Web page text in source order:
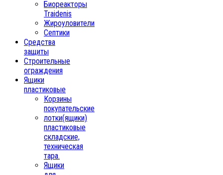
Биореакторы
Traidenis
Жироуловители
Септики
Средства
защиты
Строительные
ограждения
Ящики
пластиковые
Корзины
покупательские
лотки(ящики)
пластиковые
складские,
техническая
тара.
Ящики